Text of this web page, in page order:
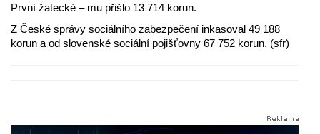
První žatecké – mu přišlo 13 714 korun.
Z České správy sociálního zabezpečení inkasoval 49 188
korun a od slovenské sociální pojišťovny 67 752 korun. (sfr)